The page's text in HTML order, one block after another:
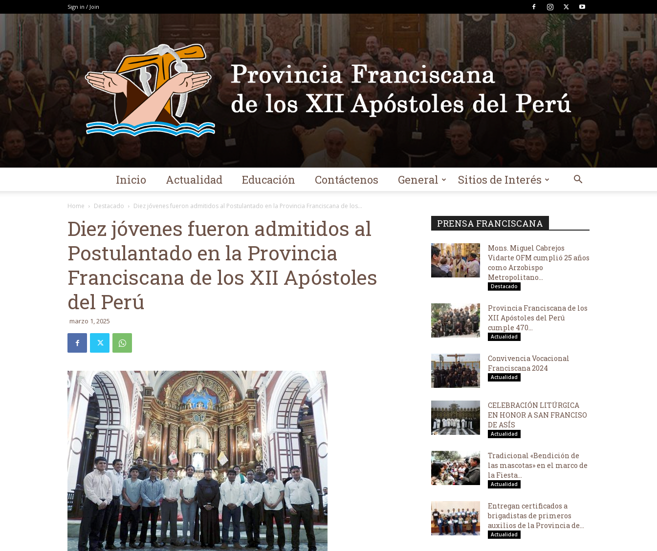
Sign in / Join
Inicio Actualidad Educación Contáctenos General Sitios de Interés
Home Destacado Diez jóvenes fueron admitidos al Postulantado en la Provincia Franciscana de los...
Diez jóvenes fueron admitidos al
Postulantado en la Provincia
Franciscana de los XII Apóstoles
del Perú
marzo 1, 2025
PRENSA FRANCISCANA
Mons. Miguel Cabrejos
Vidarte OFM cumplió 25 años
como Arzobispo
Metropolitano...
Destacado
Provincia Franciscana de los
XII Apóstoles del Perú
cumple 470...
Actualidad
Convivencia Vocacional
Franciscana 2024
Actualidad
CELEBRACIÓN LITÚRGICA
EN HONOR A SAN FRANCISO
DE ASÍS
Actualidad
Tradicional «Bendición de
las mascotas» en el marco de
la Fiesta...
Actualidad
Entregan certificados a
brigadistas de primeros
auxilios de la Provincia de...
Actualidad